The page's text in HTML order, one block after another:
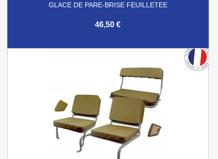
GLACE DE PARE-BRISE FEUILLETEE
46,50 €